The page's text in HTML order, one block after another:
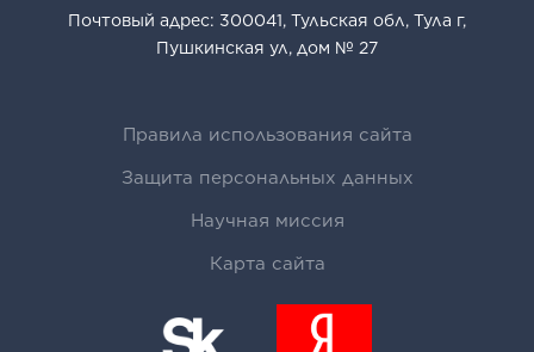
Почтовый адрес: 300041, Тульская обл, Тула г,
Пушкинская ул, дом № 27
Правила использования сайта
Защита персональных данных
Научная миссия
Карта сайта